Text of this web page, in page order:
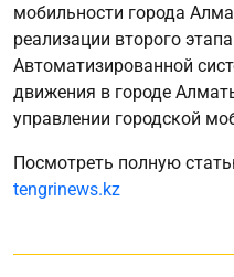
мобильности города
реализации второго
Автоматизированной
движения в городе
управлении городской
Посмотреть полную
tengrinews.kz